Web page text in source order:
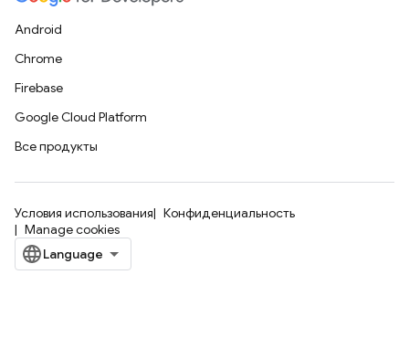
Android
Chrome
Firebase
Google Cloud Platform
Все продукты
Условия использования
Конфиденциальность
Manage cookies